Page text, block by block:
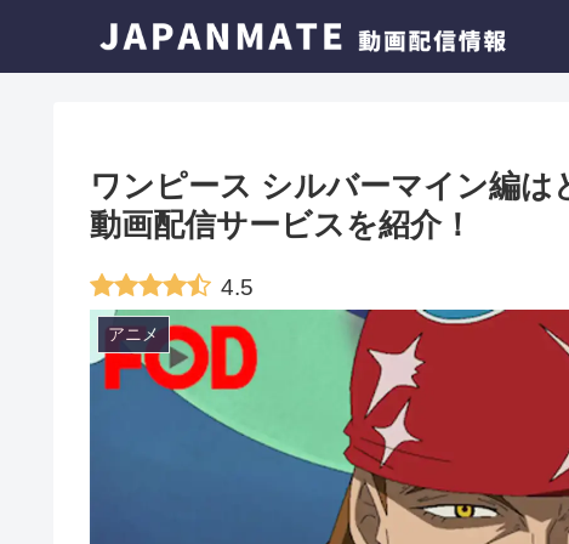
ワンピース シルバーマイン編
動画配信サービスを紹介！
4.5
アニメ